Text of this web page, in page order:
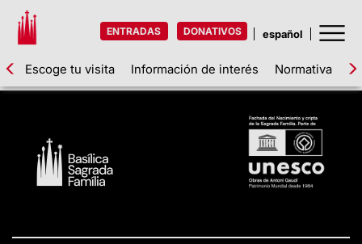
ENTRADAS DONATIVOS
Escoge tu visita Información de interés Normativa